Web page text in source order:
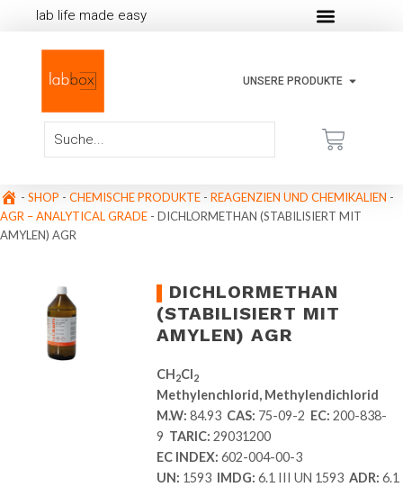
lab life made easy
UNSERE PRODUKTE
- SHOP - CHEMISCHE PRODUKTE - REAGENZIEN UND CHEMIKALIEN -
AGR – ANALYTICAL GRADE - DICHLORMETHAN (STABILISIERT MIT
AMYLEN) AGR
DICHLORMETHAN
(STABILISIERT MIT
AMYLEN) AGR
CH 2Cl 2
Methylenchlorid, Methylendichlorid
M.W:84.93 CAS: 75-09-2 EC:200-838-
9 TARIC:29031200
EC INDEX:602-004-00-3
UN: 1593 IMDG:6.1 III UN 1593ADR:6.1